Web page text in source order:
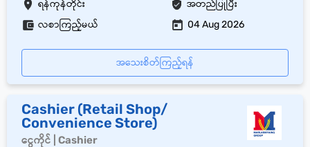
ရန်ကုန်တိုင်း အတည်ပြုပြီး
လစာကြည့်မယ် 04 Aug 2026
အသေးစိတ်ကြည့်ရန်
Cashier (Retail Shop/
Convenience Store)
ငွေကိုင် | Cashier